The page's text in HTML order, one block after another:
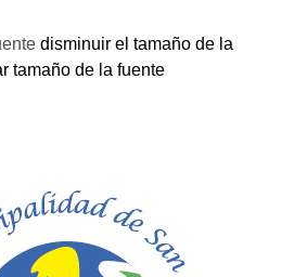
disminuir el tamaño de la
tamaño de la fuente